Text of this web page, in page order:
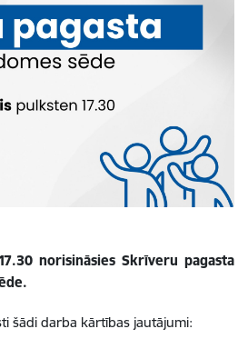
norisināsies Skrīveru pagasta
šādi darba kārtības jautājumi: